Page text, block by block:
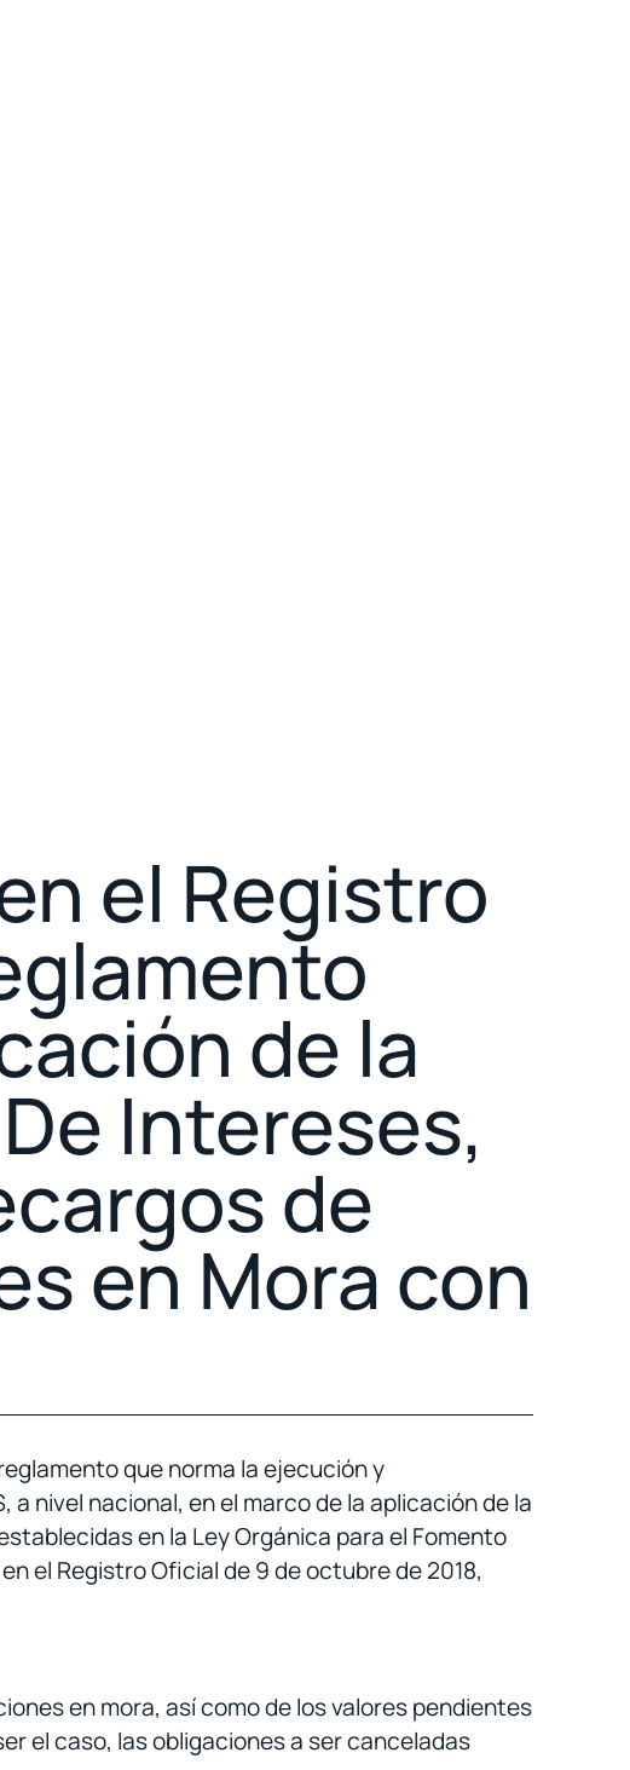
el Registro
de la
Intereses,
de
en Mora con
que norma la ejecución y
nivel nacional, en el marco de la aplicación de la
en la Ley Orgánica para el Fomento
el Registro Oficial de 9 de octubre de 2018,
en mora, así como de los valores pendientes
el caso, las obligaciones a ser canceladas